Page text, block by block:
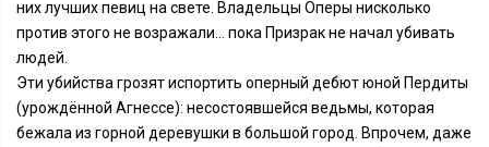
них лучших певиц на свете. Владельцы Оперы нисколько
против этого не возражали… пока Призрак не начал убивать
людей.
Эти убийства грозят испортить оперный дебют юной Пердиты
(урождённой Агнессе): несостоявшейся ведьмы, которая
бежала из горной деревушки в большой город. Впрочем, даже